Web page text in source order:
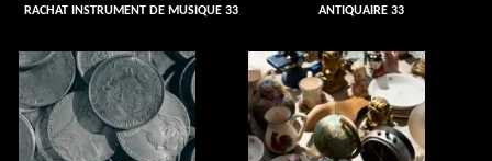
RACHAT INSTRUMENT DE MUSIQUE 33 ANTIQUAIRE 33